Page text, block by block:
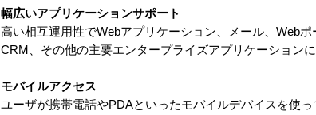
幅広いアプリケーションサポート
高い相互運用性でWebアプリケーション、メール、Web
CRM、その他の主要エンタープライズアプリケーション
モバイルアクセス
ユーザが携帯電話やPDAといったモバイルデバイスを使